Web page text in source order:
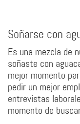
Soñarse con
Es una mezcla de
soñaste con
mejor momento
pedir un mejor
entrevistas
momento de